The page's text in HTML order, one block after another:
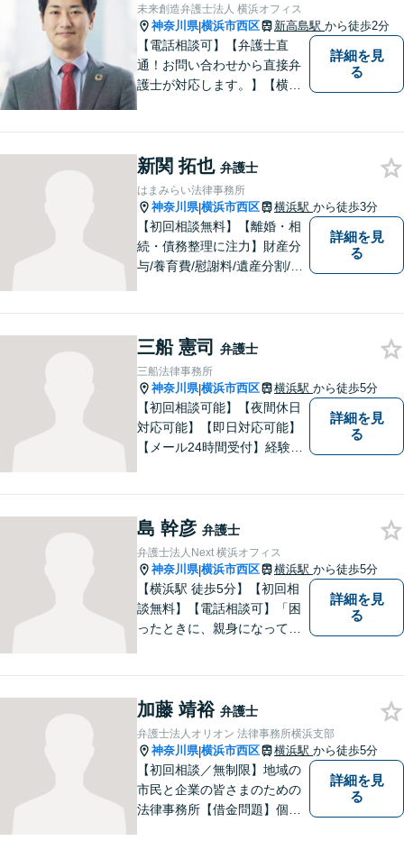
未来創造弁護士法人 横浜オフィス
神奈川県|横浜市西区 新高島駅 から徒歩2分
【電話相談可】【弁護士直
通！お問い合わせから直接弁
護士が対応します。】【横浜
労働・雇用【法人・個人とも
に対応】フットワークが軽
く、密なコミュニケーション
を心がけます。
詳細を見
る
新関 拓也 弁護士
はまみらい法律事務所
神奈川県|横浜市西区 横浜駅 から徒歩3分
【初回相談無料】【離婚・相
続・債務整理に注力】財産分
与/養育費/慰謝料/遺産分割/遺
ております。まずは一度ご連
絡ください。【横浜駅3分】
詳細を見
る
三船 憲司 弁護士
三船法律事務所
神奈川県|横浜市西区 横浜駅 から徒歩5分
【初回相談可能】【夜間休日
対応可能】【即日対応可能】
【メール24時間受付】経験の
詳細を見
る
島 幹彦 弁護士
弁護士法人Next 横浜オフィス
神奈川県|横浜市西区 横浜駅 から徒歩5分
【横浜駅 徒歩5分】【初回相
談無料】【電話相談可】「困
ったときに、親身になってく
で悩まずまずはお気軽にご相
談ください。
詳細を見
る
加藤 靖裕 弁護士
弁護士法人オリオン 法律事務所横浜支部
神奈川県|横浜市西区 横浜駅 から徒歩5分
【初回相談／無制限】地域の
市民と企業の皆さまのための
法律事務所【借金問題】個
詳細を見
る